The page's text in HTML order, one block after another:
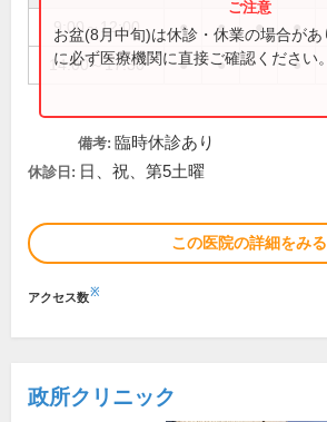
9:00～12:00 ● ● ● ●
14:00～17:30 ● ● ●
お盆(8月中旬)は休診・休業の場合が
に必ず医療機関に直接ご確認ください。
備考: 臨時休診あり
休診日: 日、祝、第5土曜
この医院の詳細をみる
アクセス数※
政所クリニック